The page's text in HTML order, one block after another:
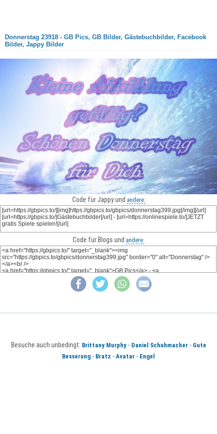
Donnerstag 23918 - GB Pics, GB Bilder, Gästebuchbilder, Facebook
Bilder, Jappy Bilder
Code für Jappy und andere:
Code für Blogs und andere:
Besuche auch unbedingt: Brittany Murphy- Daniel Schuhmacher- Gute
Besserung - Bratz - Avatar - Engel